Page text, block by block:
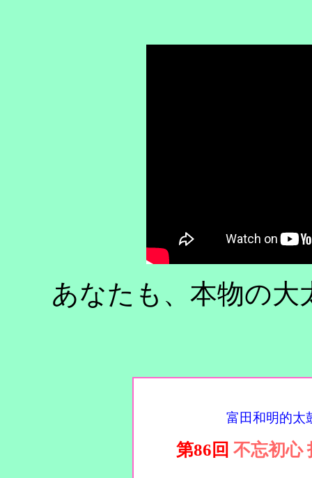
あなたも、本物の
富田和明的太
第86回 不忘初心